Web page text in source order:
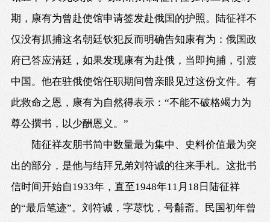
期，康有为曾赴使馆申请签发赴俄国的护照。陆征祥不
仅没有抓捕这名朝廷钦犯反而明确告知康有为：俄国政
府已答应清廷，如果发现康有为赴俄，当即拘捕，引渡
中国。他在驻俄使馆任职期间曾亲眼见过这份文件。有
此救命之恩，康有为自然得表示：“不能不破格竭力为
尊公撰书，以少酬恩义。”
陆征祥友朋书简中数量最为集中、史料价值最为突
出的部分，是他与结拜兄弟刘符诚的往来手札。这批书
信时间开始自1933年，直至1948年11月18日陆征祥
的“最后笔迹”。刘符诚，字荩忱，号黼斋。民国初年曾